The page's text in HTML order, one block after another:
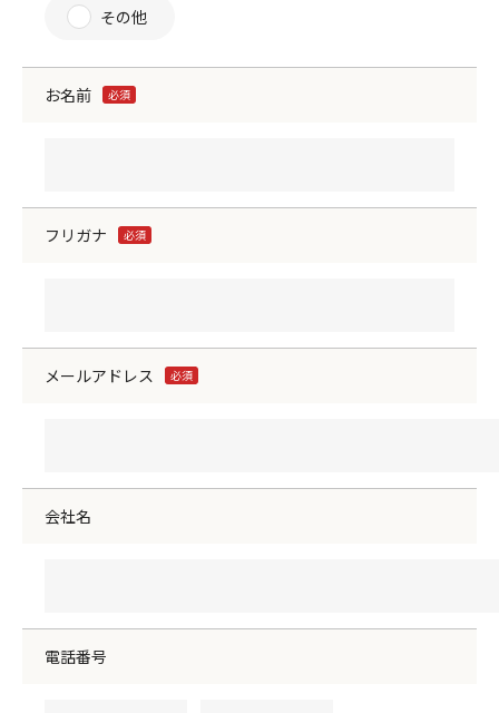
その他
お名前 必須
フリガナ 必須
メールアドレス 必須
会社名
電話番号